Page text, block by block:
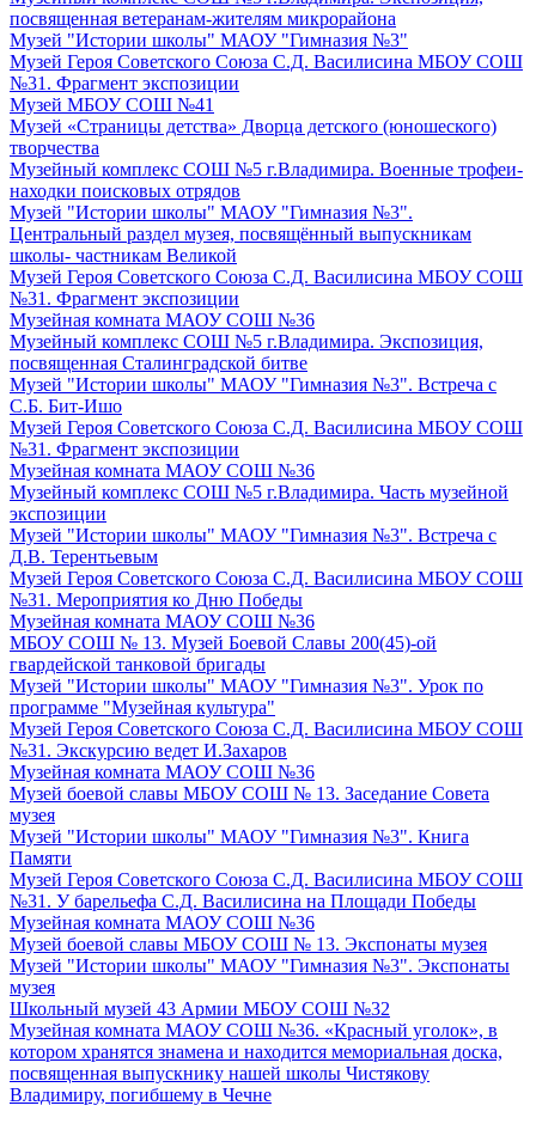
посвященная ветеранам-жителям микрорайона
Музей "Истории школы" МАОУ "Гимназия №3"
Музей Героя Советского Союза С.Д. Василисина МБОУ СОШ
№31. Фрагмент экспозиции
Музей МБОУ СОШ №41
Музей «Страницы детства» Дворца детского (юношеского)
творчества
Музейный комплекс СОШ №5 г.Владимира. Военные трофеи-
находки поисковых отрядов
Музей "Истории школы" МАОУ "Гимназия №3".
Центральный раздел музея, посвящённый выпускникам
школы- частникам Великой
Музей Героя Советского Союза С.Д. Василисина МБОУ СОШ
№31. Фрагмент экспозиции
Музейная комната МАОУ СОШ №36
Музейный комплекс СОШ №5 г.Владимира. Экспозиция,
посвященная Сталинградской битве
Музей "Истории школы" МАОУ "Гимназия №3". Встреча с
С.Б. Бит-Ишо
Музей Героя Советского Союза С.Д. Василисина МБОУ СОШ
№31. Фрагмент экспозиции
Музейная комната МАОУ СОШ №36
Музейный комплекс СОШ №5 г.Владимира. Часть музейной
экспозиции
Музей "Истории школы" МАОУ "Гимназия №3". Встреча с
Д.В. Терентьевым
Музей Героя Советского Союза С.Д. Василисина МБОУ СОШ
№31. Мероприятия ко Дню Победы
Музейная комната МАОУ СОШ №36
МБОУ СОШ № 13. Музей Боевой Славы 200(45)-ой
гвардейской танковой бригады
Музей "Истории школы" МАОУ "Гимназия №3". Урок по
программе "Музейная культура"
Музей Героя Советского Союза С.Д. Василисина МБОУ СОШ
№31. Экскурсию ведет И.Захаров
Музейная комната МАОУ СОШ №36
Музей боевой славы МБОУ СОШ № 13. Заседание Совета
музея
Музей "Истории школы" МАОУ "Гимназия №3". Книга
Памяти
Музей Героя Советского Союза С.Д. Василисина МБОУ СОШ
№31. У барельефа С.Д. Василисина на Площади Победы
Музейная комната МАОУ СОШ №36
Музей боевой славы МБОУ СОШ № 13. Экспонаты музея
Музей "Истории школы" МАОУ "Гимназия №3". Экспонаты
музея
Школьный музей 43 Армии МБОУ СОШ №32
Музейная комната МАОУ СОШ №36. «Красный уголок», в
котором хранятся знамена и находится мемориальная доска,
посвященная выпускнику нашей школы Чистякову
Владимиру, погибшему в Чечне